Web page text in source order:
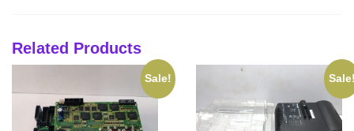
Related Products
Sale!